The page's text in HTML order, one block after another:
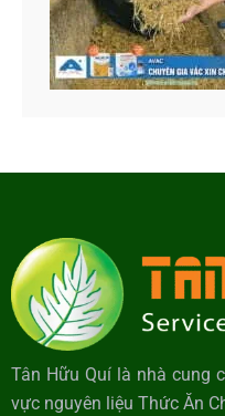
Tân Hữu Quí là nhà cung
vực nguyên liệu Thức Ăn